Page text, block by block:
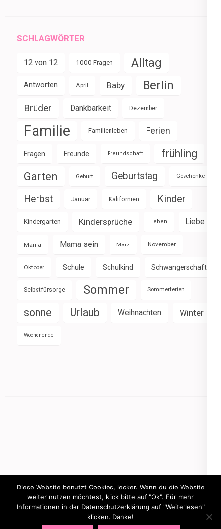
SCHLAGWÖRTER
12 von 12 1000 Fragen Alltag
Antworten April Baby Berlin
Brüder Dankbarkeit Dezember
Familie Familienleben Ferien
Fragen Freunde Freundschaft frühling
Garten Geburt Geburtstag Geschenke
Herbst Januar Kalifornien Kinder
Kindergarten Kindersprüche Leben Liebe
Mama Mama sein März November
Oktober Schule Schulkind Schwangerschaft
Selbstfürsorge Sommer Sommerferien
sonne Urlaub Weihnachten Winter
Wochenende
mamasbusiness.de
Diese Website benutzt Cookies, lecker. Wenn du die Website
weiter nutzen möchtest, klick bitte auf "Ok". Für mehr
Informationen in der Datenschutzerklärung auf "Weiterlesen"
klicken. Danke!